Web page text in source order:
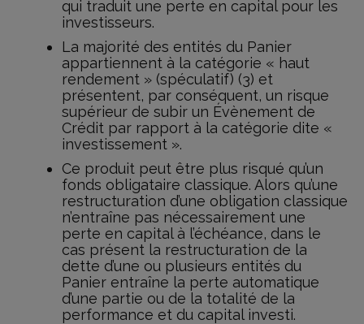
qui traduit une perte en capital pour les
investisseurs.
La majorité des entités du Panier
appartiennent à la catégorie « haut
rendement » (spéculatif) (3) et
présentent, par conséquent, un risque
supérieur de subir un Évènement de
Crédit par rapport à la catégorie dite «
investissement ».
Ce produit peut être plus risqué qu’un
fonds obligataire classique. Alors qu’une
restructuration d’une obligation classique
n’entraîne pas nécessairement une
perte en capital à l’échéance, dans le
cas présent la restructuration de la
dette d’une ou plusieurs entités du
Panier entraîne la perte automatique
d’une partie ou de la totalité de la
performance et du capital investi.